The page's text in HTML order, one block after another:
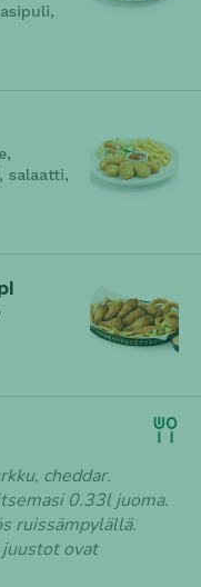
salaatti,
cheddar.
0.33l juoma.
ruissämpylällä.
ovat